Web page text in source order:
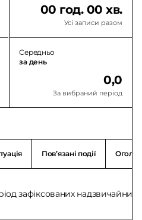
00 год. 00 хв.
Усі записи разом
Середньо
за день
0,0
За вибраний період
Повʼязані події
зафіксованих надзвичайних